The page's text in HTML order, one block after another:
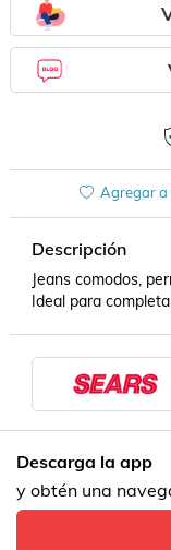
Agregar a
Descripción
Jeans comodos,
Ideal para
Formas de Pago
Descarga la app
y obtén una